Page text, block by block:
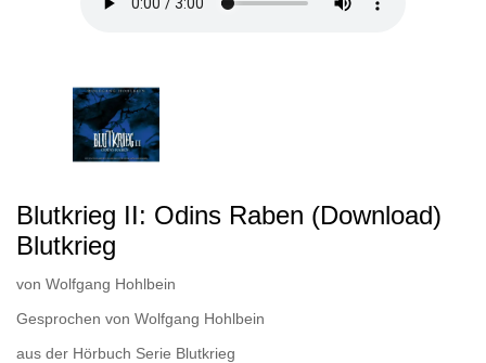
Blutkrieg II: Odins Raben (Download)
Blutkrieg
von Wolfgang Hohlbein
Gesprochen von Wolfgang Hohlbein
aus der Hörbuch Serie Blutkrieg